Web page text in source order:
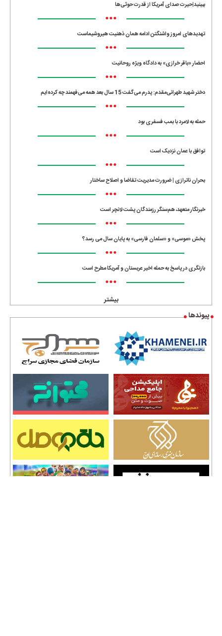
ببینید|حیرت صدای آمریکا از قدرت حوثی‌ها
•••
تهدیدهای امروز واشنگتن ادامه همان ذهنیت هیروشیماست
•••
احضار «باقر خرازی» به دادگاه ویژه روحانیت
•••
دختر شهید طهرانی‌مقدم: پدرم می‌گفت 15 سال بعد همه می‌فهمند چه کرده‌ایم
•••
حمله به لامرد با بمب فسفری بود
•••
توافق با عمان نزدیک است
•••
بحران ناترازی | ضرورت مدیریت تقاضا و اصلاح ساختار
•••
خبرنگار متعهد، هم‌سنگر رزمندگان پشت لانچر است
•••
پخش «موسی» و «سلمان فارسی» به پایان سال می رسد؟
•••
بازنگری در پاسخ به حمله اخیر عربستان و آمریکا مطرح است
•••
بیشتر
پیوندها